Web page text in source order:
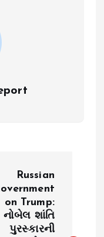
Russian
on Trump:
નોબેલ શાંતિ
પુરસ્કારની